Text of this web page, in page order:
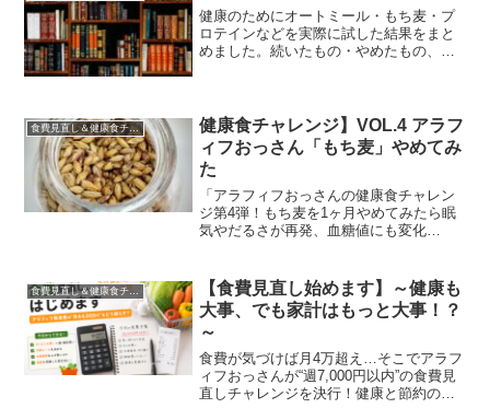
健康のためにオートミール・もち麦・プ
ロテインなどを実際に試した結果をまと
めました。続いたもの・やめたもの、そ
食費見直し＆健康食チャレンジ
健康食チャレンジ】VOL.4 アラフ
ィフおっさん「もち麦」やめてみ
た
「アラフィフおっさんの健康食チャレン
ジ第4弾！もち麦を1ヶ月やめてみたら眠
気やだるさが再発、血糖値にも変化
食費見直し＆健康食チャレンジ
【食費見直し始めます】～健康も
大事、でも家計はもっと大事！？
～
食費が気づけば月4万超え…そこでアラフ
ィフおっさんが“週7,000円以内”の食費見
直しチャレンジを決行！健康と節約の両